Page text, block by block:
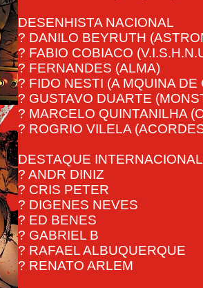
DESENHISTA NACIONAL
? DANILO BEYRUTH
? FABIO COBIACO
? FERNANDES (ALMA)
? FIDO NESTI (A MQUINA DE
? GUSTAVO DUARTE
? MARCELO QUINTANILHA
? ROGRIO VILELA
DESTAQUE INTERNACIONAL
? ANDR DINIZ
? CRIS PETER
? DIGENES NEVES
? ED BENES
? GABRIEL B
? RAFAEL ALBUQUERQUE
? RENATO ARLEM